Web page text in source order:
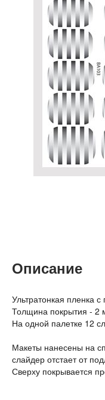
Описание
Ультратонкая пленка
Толщина покрытия - 2
На одной палетке 12
Макеты нанесены на
слайдер отстает от
Сверху покрывается